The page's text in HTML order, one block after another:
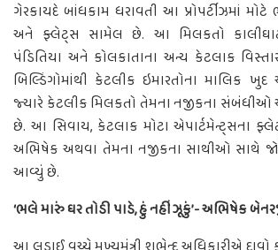
ગેરકાયદે બાંધકામ ધરાવતી આ પ્રોપર્ટીઝમાં
અને ફ્લેટ્સ સામેલ છે. આ મિલકતો
પંડિતિયા અને કોલકાતાના અન્ય કેટલાક
બિલ્ડિંગોમાંથી કેટલીક ઇમારતોના માલિક
જ્યારે કેટલીક મિલકતો તેમના નજીકના
છે. આ સિવાય, કેટલાક મોટા એપાર્ટમેન્ટ્સના
અભિષેક અથવા તેમના નજીકના સાથીઓ સાથે
આવ્યું છે.
‘ભલે મારું ઘર તોડી પાડે, હું નહીં ઝૂકું’- અભિષેક